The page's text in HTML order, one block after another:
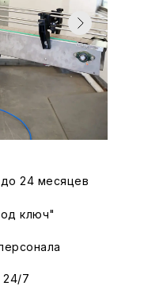
37
24 месяцев
24/7
ключ"